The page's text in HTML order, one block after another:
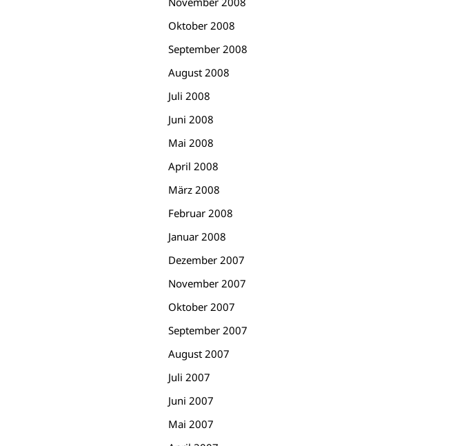
Oktober 2008
September 2008
August 2008
Juli 2008
Juni 2008
Mai 2008
April 2008
März 2008
Februar 2008
Januar 2008
Dezember 2007
November 2007
Oktober 2007
September 2007
August 2007
Juli 2007
Juni 2007
Mai 2007